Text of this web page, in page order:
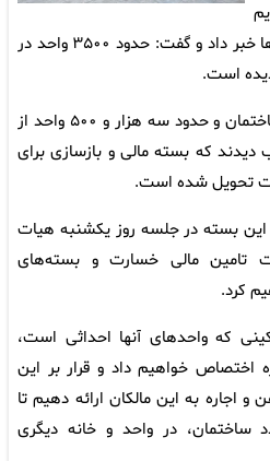
صهیونیستی در تهران و استان‌ها خبر داد و گفت: حدود ٣۵٠٠ واحد در
صالحی افزود: در تهران ٣٣٢ ساختمان و حدود سه هزار و ۵۰۰ واحد از
که بسته مالی و بازسازی برای
تحویل شده است.
بسته در جلسه روز یکشنبه هیات
تامین مالی خسارت و بسته‌های
کرد.
که واحد‌های آنها احداثی است،
خواهیم داد و قرار بر این
اجاره به این مالکان ارائه دهیم تا
ساختمان، در واحد و خانه دیگری